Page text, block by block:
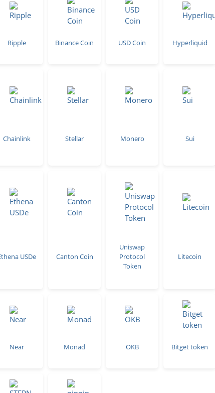
Ripple Binance Coin USD Coin Hyperliquid
Chainlink Stellar Monero Sui
USDe Canton Coin
Uniswap
Protocol
Token
Litecoin
Near Monad OKB Bitget token